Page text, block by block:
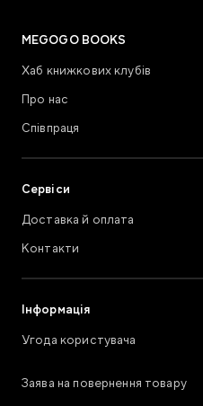
MEGOGO BOOKS
Хаб книжкових клубів
Про нас
Співпраця
Сервіси
Доставка й оплата
Контакти
Інформація
Угода користувача
Заява на повернення товару